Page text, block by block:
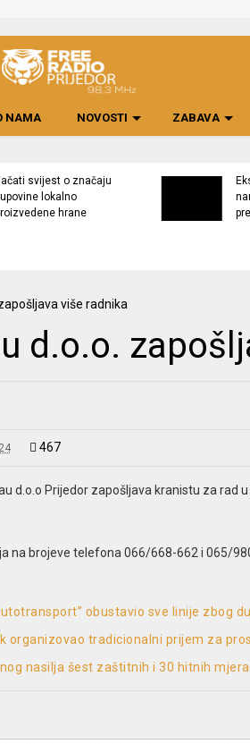
NAMA NOVOSTI ZABAVA
svijest o značaju
lokalno
hrane
d.o.o.
467
d.o.o Prijedor zapošljava kranistu za rad
na brojeve telefona 066/668-662 i 065/
obustavio sve linije zbog
organizovao tradicionalni prijem za
nasilja šest zaštitnih i 30 hitnih mjera